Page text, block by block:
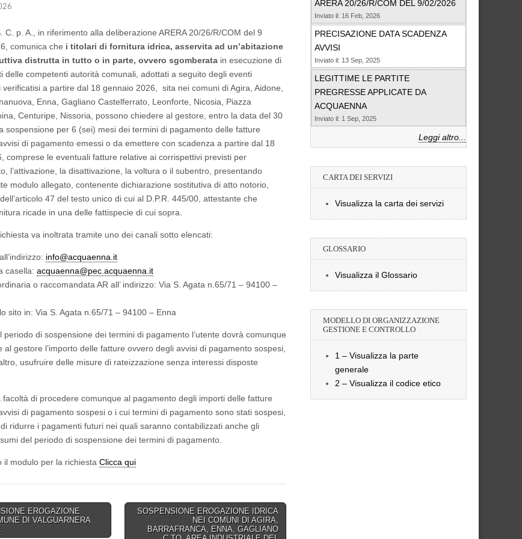
C. p. A., in riferimento alla deliberazione ARERA 20/26/R/COM del 9
comunica che i titolari di fornitura idrica, asservita ad un’abitazione
distrutta in tutto o in parte, ovvero sgomberata in esecuzione di
delle competenti autorità comunali, adottati a seguito degli eventi
verificatisi a partire dal 18 gennaio 2026,
sita nei comuni di Agira, Aidone,
Enna, Gagliano Castelferrato, Leonforte, Nicosia, Piazza
Centuripe, Nissoria, possono chiedere al gestore, entro la data del 30
sospensione per 6 (sei) mesi dei termini di pagamento delle fatture
di pagamento emessi o da emettere con scadenza a partire dal 18
comprese le eventuali fatture relative ai corrispettivi previsti per
l’attivazione, la disattivazione, la voltura o il subentro, presentando
modulo allegato, contenente dichiarazione sostitutiva di atto notorio,
47 del testo unico di cui al D.P.R. 445/00, attestante che
ricade in una delle fattispecie di cui sopra.
va inoltrata tramite uno dei canali sotto elencati:
info@acquaenna.it
casella: acquaenna@pec.acquaenna.it
o raccomandata AR all’ indirizzo: Via S. Agata n.65/71 – 94100 –
sito in: Via S. Agata n.65/71 – 94100 – Enna
periodo di sospensione dei termini di pagamento l’utente dovrà comunque
al gestore l’importo delle fatture ovvero degli avvisi di pagamento sospesi,
usufruire delle misure di rateizzazione senza interessi disposte
facoltà di procedere comunque al pagamento degli importi delle fatture
di pagamento sospesi o i cui termini di pagamento sono stati sospesi,
ridurre i pagamenti futuri nei quali saranno contabilizzati anche gli
del periodo di sospensione dei termini di pagamento.
il modulo per la richiesta Clicca qui
EROGAZIONE
DI VALGUARNERA
SOSPENSIONE EROGAZIONE IDRICA
NEI COMUNI DI AGIRA,
BARRAFRANCA, ENNA, GAGLIANO
ARERA 20/26/R/COM DEL 9/02/2026
Inviato il: 16 Feb, 2026
PRECISAZIONE DATA SCADENZA
AVVISI
Inviato il: 13 Sep, 2025
LEGITTIME LE PARTITE
PREGRESSE APPLICATE DA
ACQUAENNA
Inviato il: 1 Sep, 2025
Leggi altro...
CARTA DEI SERVIZI
Visualizza la carta dei servizi
GLOSSARIO
Visualizza il Glossario
MODELLO DI ORGANIZZAZIONE
GESTIONE E CONTROLLO
1 – Visualizza la parte
generale
2 – Visualizza il codice etico